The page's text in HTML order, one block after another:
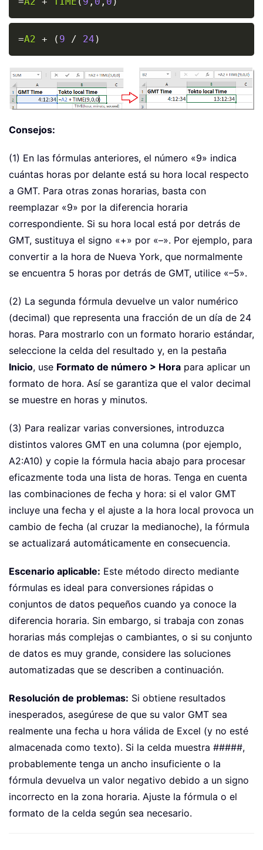
=A2 + ( 9 / 24 )
Consejos:
(1) En las fórmulas anteriores, el número «9» indica
cuántas horas por delante está su hora local respecto
a GMT. Para otras zonas horarias, basta con
reemplazar «9» por la diferencia horaria
correspondiente. Si su hora local está por detrás de
GMT, sustituya el signo «+» por «–». Por ejemplo, para
convertir a la hora de Nueva York, que normalmente
se encuentra 5 horas por detrás de GMT, utilice «–5».
(2) La segunda fórmula devuelve un valor numérico
(decimal) que representa una fracción de un día de 24
horas. Para mostrarlo con un formato horario estándar,
seleccione la celda del resultado y, en la pestaña
Inicio, use Formato de número > Hora para aplicar un
formato de hora. Así se garantiza que el valor decimal
se muestre en horas y minutos.
(3) Para realizar varias conversiones, introduzca
distintos valores GMT en una columna (por ejemplo,
A2:A10) y copie la fórmula hacia abajo para procesar
eficazmente toda una lista de horas. Tenga en cuenta
las combinaciones de fecha y hora: si el valor GMT
incluye una fecha y el ajuste a la hora local provoca un
cambio de fecha (al cruzar la medianoche), la fórmula
se actualizará automáticamente en consecuencia.
Escenario aplicable: Este método directo mediante
fórmulas es ideal para conversiones rápidas o
conjuntos de datos pequeños cuando ya conoce la
diferencia horaria. Sin embargo, si trabaja con zonas
horarias más complejas o cambiantes, o si su conjunto
de datos es muy grande, considere las soluciones
automatizadas que se describen a continuación.
Resolución de problemas: Si obtiene resultados
inesperados, asegúrese de que su valor GMT sea
realmente una fecha u hora válida de Excel (y no esté
almacenada como texto). Si la celda muestra #####,
probablemente tenga un ancho insuficiente o la
fórmula devuelva un valor negativo debido a un signo
incorrecto en la zona horaria. Ajuste la fórmula o el
formato de la celda según sea necesario.